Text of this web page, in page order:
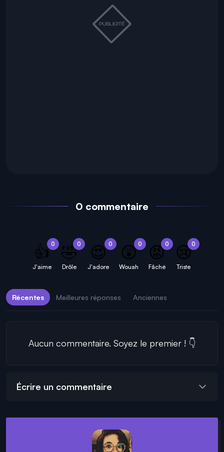
0 commentaire
0
👍
J'aime
0
🤣
Drôle
0
😍
J'adore
0
😲
Wouah
0
😡
Fâché
0
😢
Triste
Récentes Meilleures réponses Anciennes
Aucun commentaire. Soyez le premier ! 👇
Écrire un commentaire